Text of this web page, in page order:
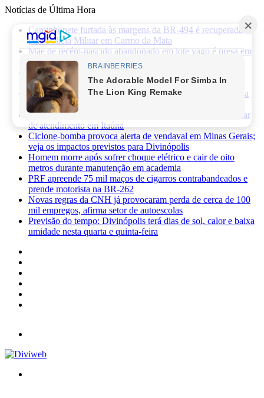
Notícias de Última Hora
Caminhonete furtada às margens da BR-494 é recuperada
pela Polícia Militar em Carmo da Mata
Mãe de recém-nascido abandonado em lote vago é presa em
Sabará
Três pessoas ficam feridas após ataque a facadas no bairro
Planalto, em Divinópolis
Previsão do tempo: fim de semana será de sol, calor e baixa
umidade em Divinópolis
Homem quebra vidro da recepção de hospital após reclamar
de atendimento em Itaúna
Ciclone-bomba provoca alerta de vendaval em Minas Gerais;
veja os impactos previstos para Divinópolis
Homem morre após sofrer choque elétrico e cair de oito
metros durante manutenção em academia
PRF apreende 75 mil maços de cigarros contrabandeados e
prende motorista na BR-262
Novas regras da CNH já provocaram perda de cerca de 100
mil empregos, afirma setor de autoescolas
Previsão do tempo: Divinópolis terá dias de sol, calor e baixa
umidade nesta quarta e quinta-feira